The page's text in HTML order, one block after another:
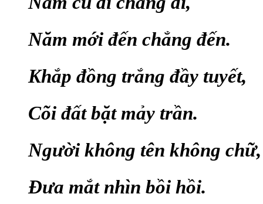
Năm mới đến chẳng đến.
Khắp đồng trắng đầy tuyết,
Cõi đất bặt mảy trần.
Người không tên không chữ,
Đưa mắt nhìn bồi hồi.